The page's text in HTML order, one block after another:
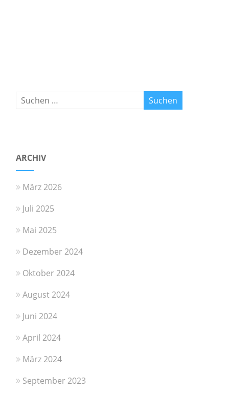
ARCHIV
März 2026
Juli 2025
Mai 2025
Dezember 2024
Oktober 2024
August 2024
Juni 2024
April 2024
März 2024
September 2023